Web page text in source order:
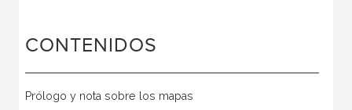
CONTENIDOS
Prólogo y nota sobre los mapas